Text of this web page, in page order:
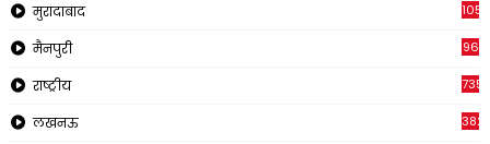
मुरादाबाद 1057
मैनपुरी 96
राष्ट्रीय 7353
लखनऊ